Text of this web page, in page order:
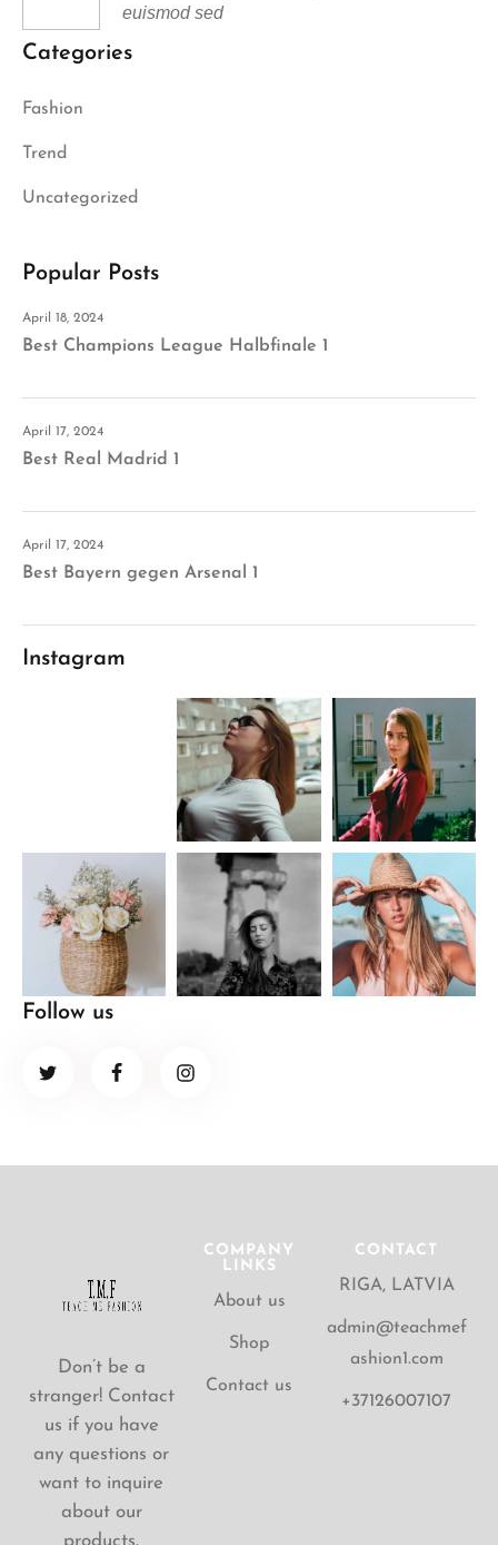
euismod sed
Categories
Fashion
Trend
Uncategorized
Popular Posts
April 18, 2024
Best Champions League Halbfinale 1
April 17, 2024
Best Real Madrid 1
April 17, 2024
Best Bayern gegen Arsenal 1
Instagram
Follow us
Don’t be a
stranger! Contact
us if you have
any questions or
want to inquire
about our
COMPANY
LINKS
About us
Shop
Contact us
CONTACT
RIGA, LATVIA
admin@teachmef
ashion1.com
+37126007107